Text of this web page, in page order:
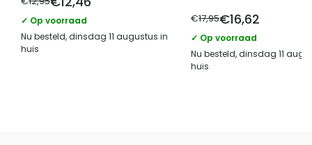
Vergelijk met alternatieven
✓ Op voorraad
Nu besteld, dinsdag 11 augustus in
huis
€17,95€16,62
✓ Op voorraad
Nu besteld, dinsdag 11
huis